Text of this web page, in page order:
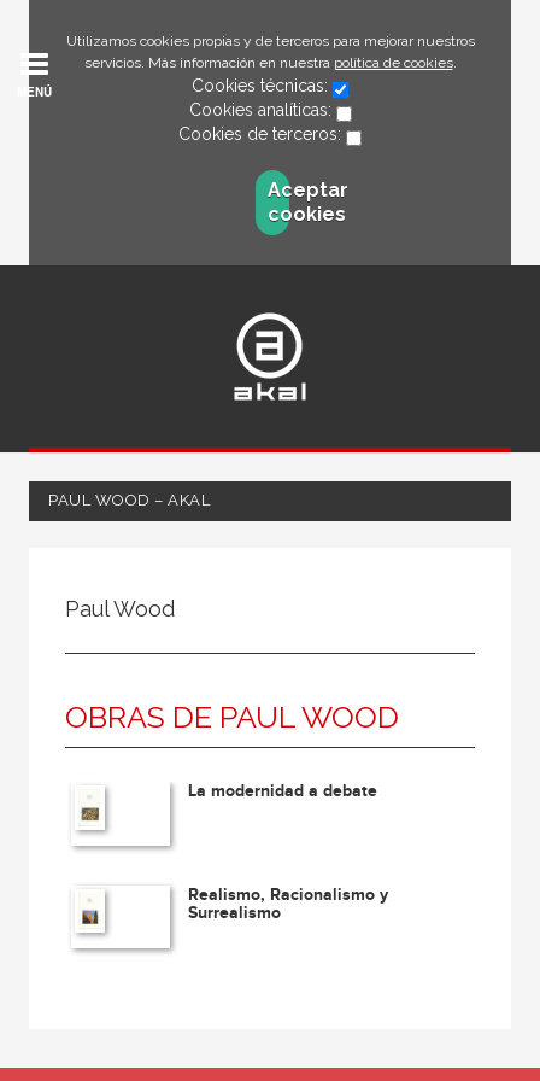
Utilizamos cookies propias y de terceros para mejorar nuestros
servicios. Más información en nuestra política de cookies.
Cookies técnicas:
Cookies analíticas:
Cookies de terceros:
Aceptar
cookies
MENÚ
PAUL WOOD – AKAL
Coordinador
Editor
Editora
Escritor
Ilustrador
Prologuista
Paul Wood
OBRAS DE PAUL WOOD
La modernidad a debate
Realismo, Racionalismo y
Surrealismo